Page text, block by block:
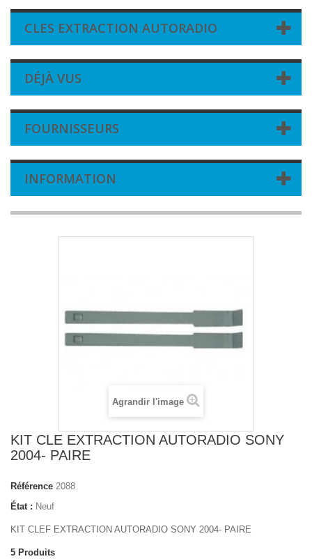
CLES EXTRACTION AUTORADIO
DÉJÀ VUS
FOURNISSEURS
INFORMATION
Agrandir l'image
KIT CLE EXTRACTION AUTORADIO SONY
2004- PAIRE
Référence 2088
État : Neuf
KIT CLEF EXTRACTION AUTORADIO SONY 2004- PAIRE
5 Produits